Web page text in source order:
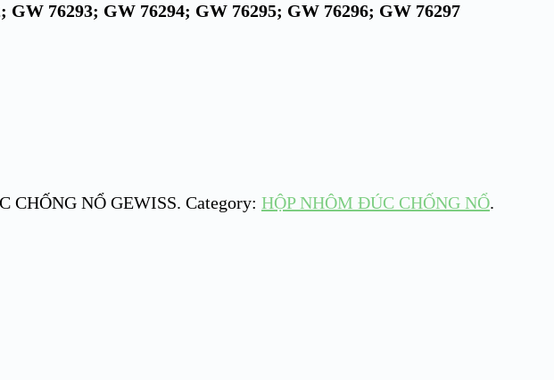
76293; GW 76294; GW 76295; GW 76296; GW 76297
CHỐNG NỔ GEWISS. Category: HỘP NHÔM ĐÚC CHỐNG NỔ.